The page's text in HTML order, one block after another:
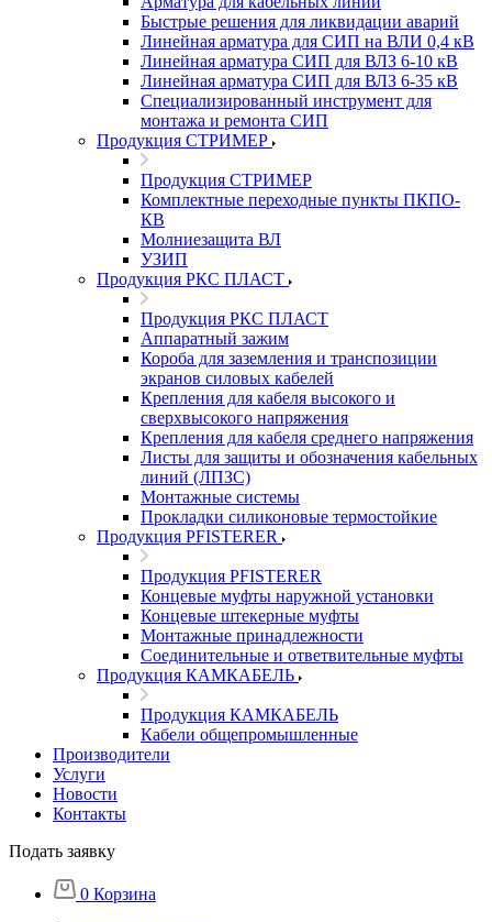
Быстрые решения для ликвидации аварий
Линейная арматура для СИП на ВЛИ 0,4 кВ
Линейная арматура СИП для ВЛЗ 6-10 кВ
Линейная арматура СИП для ВЛЗ 6-35 кВ
Специализированный инструмент для
монтажа и ремонта СИП
Продукция СТРИМЕР
Продукция СТРИМЕР
Комплектные переходные пункты ПКПО-
КВ
Молниезащита ВЛ
УЗИП
Продукция РКС ПЛАСТ
Продукция РКС ПЛАСТ
Аппаратный зажим
Короба для заземления и транспозиции
экранов силовых кабелей
Крепления для кабеля высокого и
сверхвысокого напряжения
Крепления для кабеля среднего напряжения
Листы для защиты и обозначения кабельных
линий (ЛПЗС)
Монтажные системы
Прокладки силиконовые термостойкие
Продукция PFISTERER
Продукция PFISTERER
Концевые муфты наружной установки
Концевые штекерные муфты
Монтажные принадлежности
Соединительные и ответвительные муфты
Продукция КАМКАБЕЛЬ
Продукция КАМКАБЕЛЬ
Кабели общепромышленные
Производители
Услуги
Новости
Контакты
Подать заявку
0 Корзина